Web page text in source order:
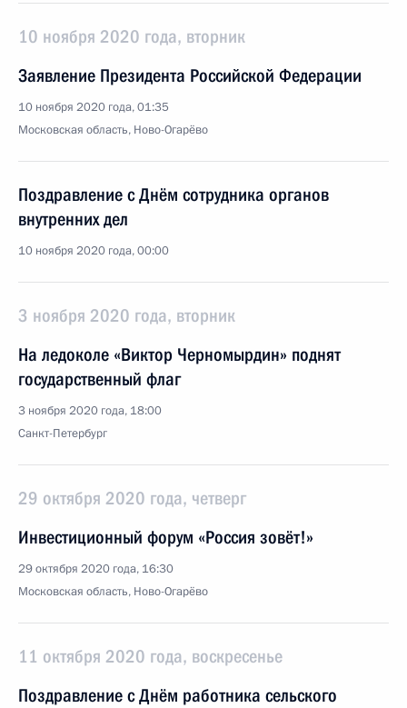
10 ноября 2020 года, вторник
Заявление Президента Российской Федерации
10 ноября 2020 года, 01:35
Московская область, Ново-Огарёво
Поздравление с Днём сотрудника органов
внутренних дел
10 ноября 2020 года, 00:00
3 ноября 2020 года, вторник
На ледоколе «Виктор Черномырдин» поднят
государственный флаг
3 ноября 2020 года, 18:00
Санкт-Петербург
29 октября 2020 года, четверг
Инвестиционный форум «Россия зовёт!»
29 октября 2020 года, 16:30
Московская область, Ново-Огарёво
11 октября 2020 года, воскресенье
Поздравление с Днём работника сельского